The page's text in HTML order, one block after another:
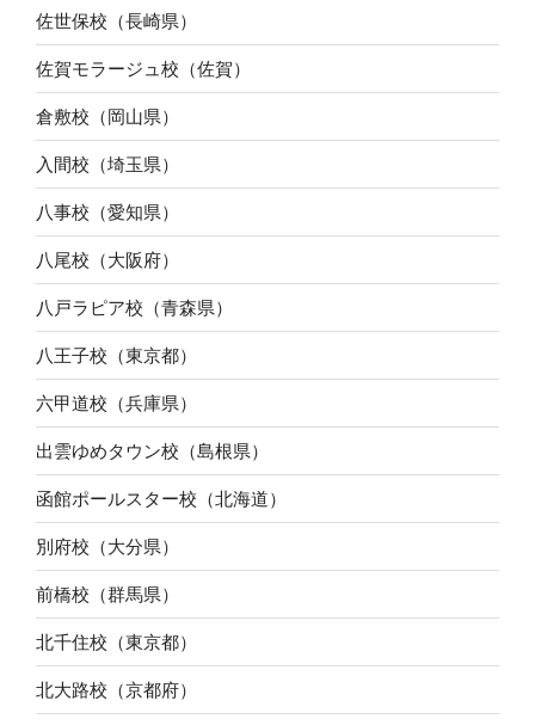
佐世保校（長崎県）
佐賀モラージュ校（佐賀）
倉敷校（岡山県）
入間校（埼玉県）
八事校（愛知県）
八尾校（大阪府）
八戸ラピア校（青森県）
八王子校（東京都）
六甲道校（兵庫県）
出雲ゆめタウン校（島根県）
函館ポールスター校（北海道）
別府校（大分県）
前橋校（群馬県）
北千住校（東京都）
北大路校（京都府）